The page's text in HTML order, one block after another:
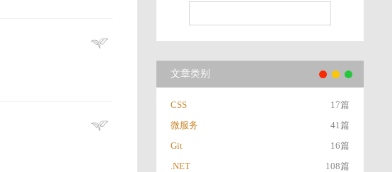
文章类别
CSS
17篇
微服务
41篇
Git
16篇
.NET
108篇